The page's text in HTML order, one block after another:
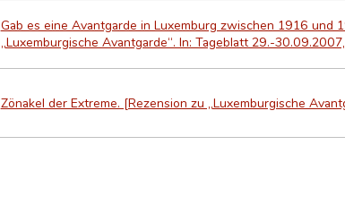
Gab es eine Avantgarde in Luxemburg zwischen 1916 und
„Luxemburgische Avantgarde“. In: Tageblatt 29.-
Zönakel der Extreme. [Rezension zu „Luxemburgische